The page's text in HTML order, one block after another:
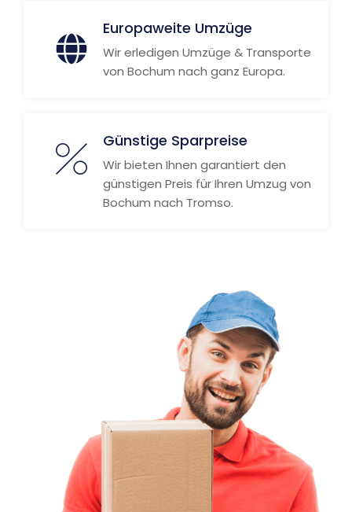
Europaweite Umzüge
Wir erledigen Umzüge & Transporte
von Bochum nach ganz Europa.
Günstige Sparpreise
Wir bieten Ihnen garantiert den
günstigen Preis für Ihren Umzug von
Bochum nach Tromso.